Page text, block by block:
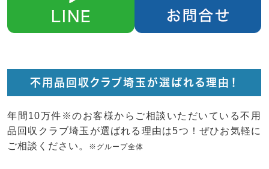
不用品回収クラブ埼玉が選ばれる理由！
年間10万件※のお客様からご相談いただいている不用
品回収クラブ埼玉が選ばれる理由は5つ！ぜひお気軽に
ご相談ください。
※グループ全体